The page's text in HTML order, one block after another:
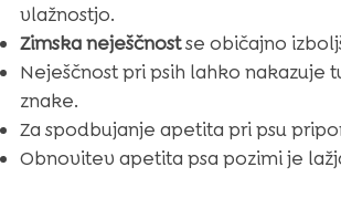
vlažnostjo.
Zimska neješčnostse običajno
Neješčnost pri psih lahko
znake.
Za spodbujanje apetita pri psu
Obnovitev apetita psa pozimi je